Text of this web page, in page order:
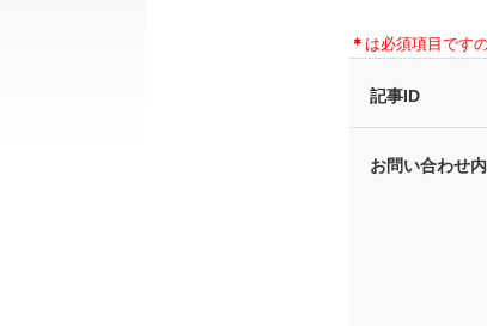
＊ は必須項目です
記事ID
お問い合わせ